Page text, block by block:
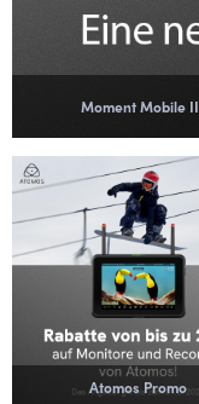
Moment Mobile II
Atomos Promo